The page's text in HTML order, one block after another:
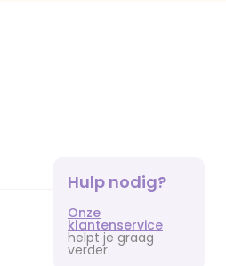
Hulp nodig?
Onze
klantenservice
helpt je graag
verder.